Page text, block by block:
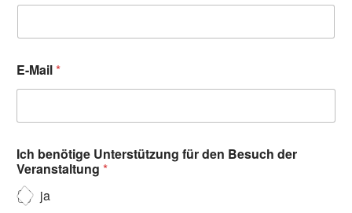
E-Mail*
Ich benötige Unterstützung für den Besuch der
Veranstaltung *
ja